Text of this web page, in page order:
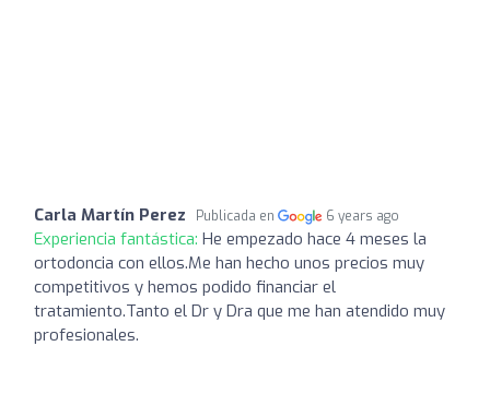
Carla Martín Perez Publicada en 6 years ago
Experiencia fantástica: He empezado hace 4 meses la
ortodoncia con ellos.Me han hecho unos precios muy
competitivos y hemos podido financiar el
tratamiento.Tanto el Dr y Dra que me han atendido muy
profesionales.